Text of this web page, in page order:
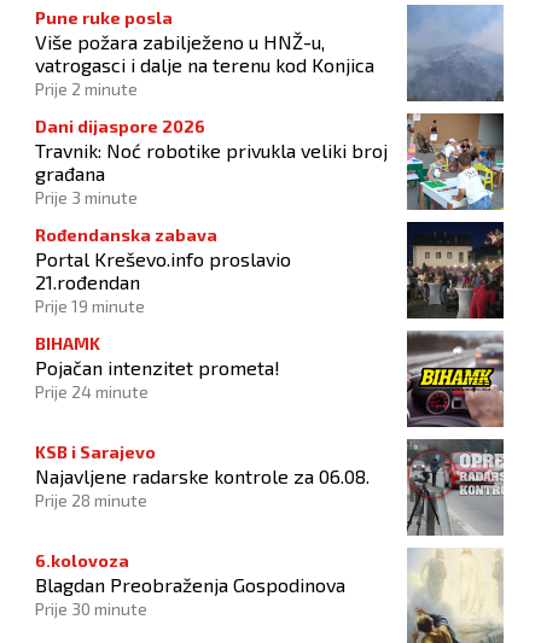
Pune ruke posla
Više požara zabilježeno u HNŽ-u,
vatrogasci i dalje na terenu kod Konjica
Prije 2 minute
Dani dijaspore 2026
Travnik: Noć robotike privukla veliki broj
građana
Prije 3 minute
Rođendanska zabava
Portal Kreševo.info proslavio
21.rođendan
Prije 19 minute
BIHAMK
Pojačan intenzitet prometa!
Prije 24 minute
KSB i Sarajevo
Najavljene radarske kontrole za 06.08.
Prije 28 minute
6.kolovoza
Blagdan Preobraženja Gospodinova
Prije 30 minute